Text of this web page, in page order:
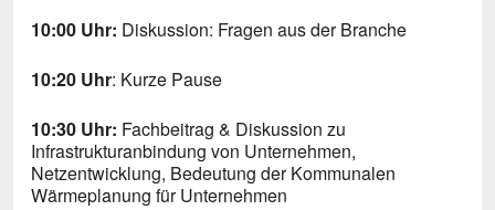
10:00 Uhr: Diskussion: Fragen aus der Branche
10:20 Uhr: Kurze Pause
10:30 Uhr: Fachbeitrag & Diskussion zu
Infrastrukturanbindung von Unternehmen,
Netzentwicklung, Bedeutung der Kommunalen
Wärmeplanung für Unternehmen